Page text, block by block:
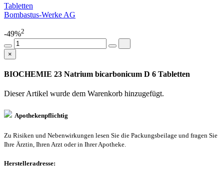
Tabletten
Bombastus-Werke AG
-49%2
×
BIOCHEMIE 23 Natrium bicarbonicum D 6 Tabletten
Dieser Artikel wurde dem Warenkorb hinzugefügt.
Apothekenpflichtig
Zu Risiken und Nebenwirkungen lesen Sie die Packungsbeilage und fragen Sie
Ihre Ärztin, Ihren Arzt oder in Ihrer Apotheke.
Herstelleradresse: